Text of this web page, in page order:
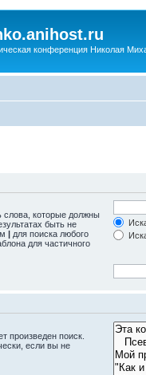
конференция Николая
слова, которые должны
быть не
| для поиска любого
для частичного
произведен поиск.
если вы не